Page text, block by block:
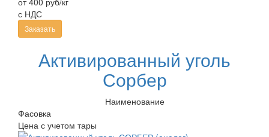
с НДС
Заказать
Активированный уголь
Сорбер
Наименование
Фасовка
Цена с учетом тары